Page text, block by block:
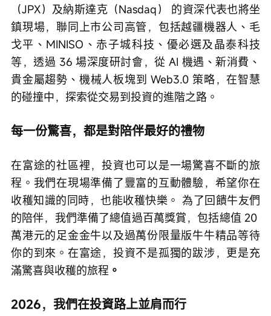
（JPX）及納斯達克（Nasdaq） 的資深代表也將坐
鎮現場，聯同上市公司高管，包括越疆機器人、毛
戈平、MINISO、赤子城科技、優必選及晶泰科技
等，透過 36 場深度研討會，從 AI 機遇、新消費、
貴金屬趨勢、機械人板塊到 Web3.0 策略，在智慧
的碰撞中，探索從交易到投資的進階之路。
每一份驚喜，都是對陪伴最好的禮物
在富途的社區裡，投資也可以是一場驚喜不斷的旅
程。我們在現場準備了豐富的互動體驗，希望你在
收穫知識的同時，也能收穫快樂。 為了回饋牛友們
的陪伴，我們準備了總值過百萬獎賞，包括總值 20
萬港元的足金金牛以及過萬份限量版牛牛精品等待
你的到來。在富途，投資不是孤獨的跋涉，更是充
滿驚喜與收穫的旅程 。
2026，我們在投資路上並肩而行